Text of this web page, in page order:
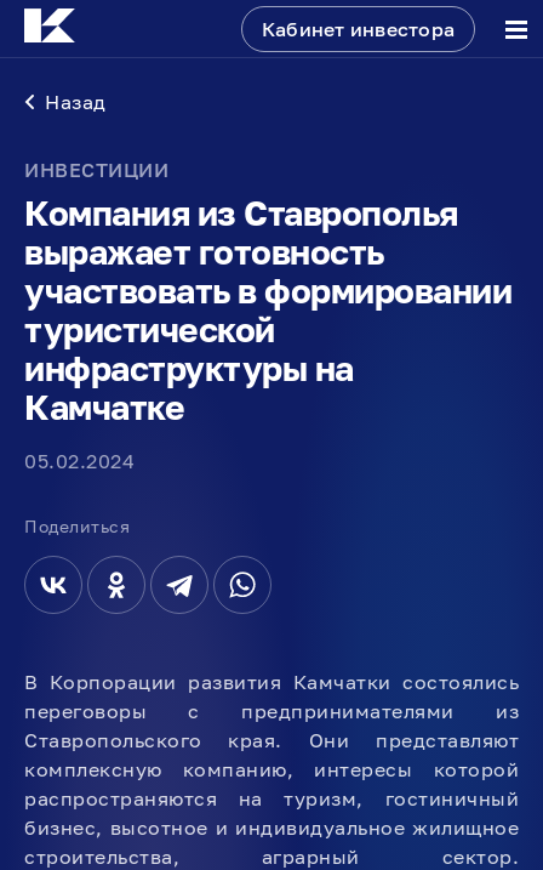
Кабинет инвестора
Назад
ИНВЕСТИЦИИ
Компания из Ставрополья
выражает готовность
участвовать в формировании
туристической
инфраструктуры на
Камчатке
05.02.2024
Поделиться
В Корпорации развития Камчатки состоялись
переговоры с предпринимателями из
Ставропольского края. Они представляют
комплексную компанию, интересы которой
распространяются на туризм, гостиничный
бизнес, высотное и индивидуальное жилищное
строительства, аграрный сектор.